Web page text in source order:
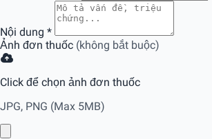
Nội dung *
Ảnh đơn thuốc (không bắt buộc)
Click để chọn ảnh đơn thuốc
JPG, PNG (Max 5MB)